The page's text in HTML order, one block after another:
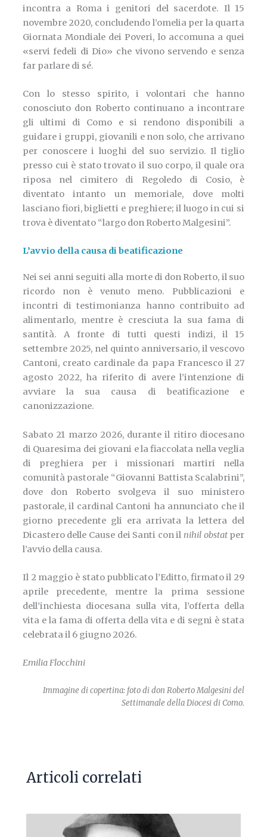
incontra a Roma i genitori del sacerdote. Il 15
novembre 2020, concludendo l’omelia per la quarta
Giornata Mondiale dei Poveri, lo accomuna a quei
«servi fedeli di Dio» che vivono servendo e senza
far parlare di sé.
Con lo stesso spirito, i volontari che hanno
conosciuto don Roberto continuano a incontrare
gli ultimi di Como e si rendono disponibili a
guidare i gruppi, giovanili e non solo, che arrivano
per conoscere i luoghi del suo servizio. Il tiglio
presso cui è stato trovato il suo corpo, il quale ora
riposa nel cimitero di Regoledo di Cosio, è
diventato intanto un memoriale, dove molti
lasciano fiori, biglietti e preghiere; il luogo in cui si
trova è diventato “largo don Roberto Malgesini”.
L’avvio della causa di beatificazione
Nei sei anni seguiti alla morte di don Roberto, il suo
ricordo non è venuto meno. Pubblicazioni e
incontri di testimonianza hanno contribuito ad
alimentarlo, mentre è cresciuta la sua fama di
santità. A fronte di tutti questi indizi, il 15
settembre 2025, nel quinto anniversario, il vescovo
Cantoni, creato cardinale da papa Francesco il 27
agosto 2022, ha riferito di avere l’intenzione di
avviare la sua causa di beatificazione e
canonizzazione.
Sabato 21 marzo 2026, durante il ritiro diocesano
di Quaresima dei giovani e la fiaccolata nella veglia
di preghiera per i missionari martiri nella
comunità pastorale “Giovanni Battista Scalabrini”,
dove don Roberto svolgeva il suo ministero
pastorale, il cardinal Cantoni ha annunciato che il
giorno precedente gli era arrivata la lettera del
Dicastero delle Cause dei Santi con il nihil obstatper
l’avvio della causa.
Il 2 maggio è stato pubblicato l’Editto, firmato il 29
aprile precedente, mentre la prima sessione
dell’inchiesta diocesana sulla vita, l’offerta della
vita e la fama di offerta della vita e di segni è stata
celebrata il 6 giugno 2026.
Emilia Flocchini
Immagine di copertina: foto di don Roberto Malgesini del
Settimanale della Diocesi di Como.
Articoli correlati